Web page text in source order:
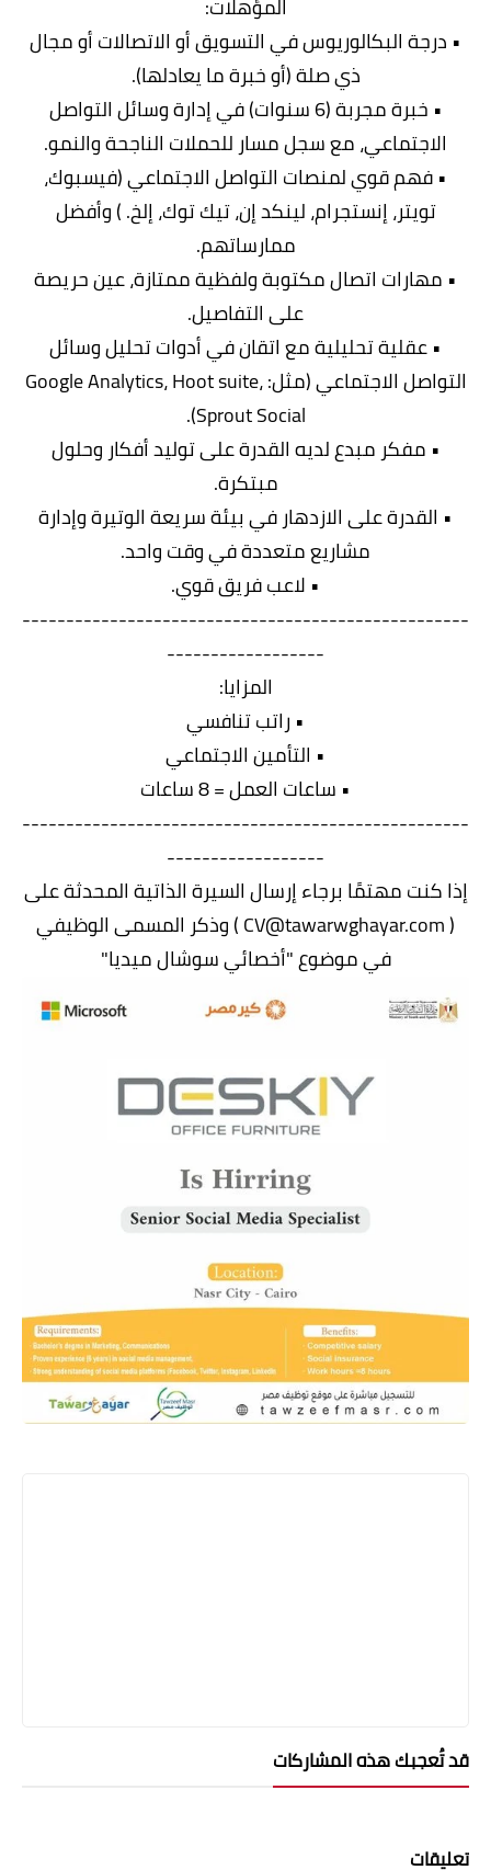
• درجة البكالوريوس في التسويق أو الاتصالات أو مجال
ذي صلة (أو خبرة ما يعادلها).
• خبرة مجربة (6 سنوات) في إدارة وسائل التواصل
الاجتماعي، مع سجل مسار للحملات الناجحة والنمو.
• فهم قوي لمنصات التواصل الاجتماعي (فيسبوك،
تويتر، إنستجرام، لينكد إن، تيك توك، إلخ. ) وأفضل
ممارساتهم.
• مهارات اتصال مكتوبة ولفظية ممتازة، عين حريصة
على التفاصيل.
• عقلية تحليلية مع اتقان في أدوات تحليل وسائل
التواصل الاجتماعي (مثل: Google Analytics، Hoot suite،
Sprout Social).
• مفكر مبدع لديه القدرة على توليد أفكار وحلول
مبتكرة.
• القدرة على الازدهار في بيئة سريعة الوتيرة وإدارة
مشاريع متعددة في وقت واحد.
• لاعب فريق قوي.
---------------------------------------------------
------------------
المزايا:
• راتب تنافسي
• التأمين الاجتماعي
• ساعات العمل = 8 ساعات
---------------------------------------------------
------------------
إذا كنت مهتمًا برجاء إرسال السيرة الذاتية المحدثة على
( CV@tawarwghayar.com ) وذكر المسمى الوظيفي
في موضوع "أخصائي سوشال ميديا"
قد تُعجبك هذه المشاركات
تعليقات